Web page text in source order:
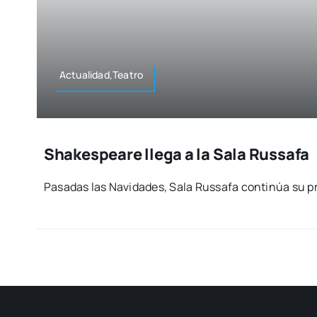
Actualidad,Teatro
Shakespeare llega a la Sala Russafa
Pasa­das las Navi­da­des, Sala Rus­sa­fa con­ti­núa su